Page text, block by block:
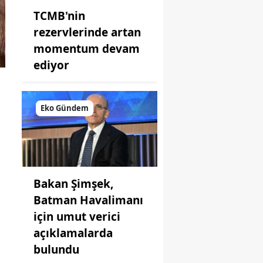
TCMB'nin
rezervlerinde artan
momentum devam
ediyor
Eko Gündem
Bakan Şimşek,
Batman Havalimanı
için umut verici
açıklamalarda
bulundu